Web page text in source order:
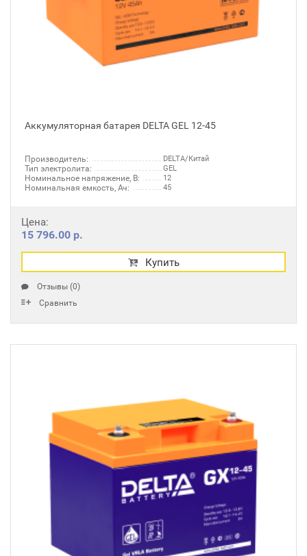
Аккумуляторная батарея DELTA GEL 12-45
Производитель: DELTA/Китай
Тип электролита: GEL
Номинальное напряжение, В: 12
Номинальная емкость, Ач: 45
Цена:
15 796.00 р.
Купить
Отзывы (0)
Сравнить